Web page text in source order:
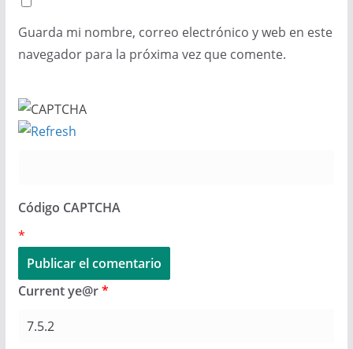
Guarda mi nombre, correo electrónico y web en este
navegador para la próxima vez que comente.
Código CAPTCHA
*
Current ye@r*